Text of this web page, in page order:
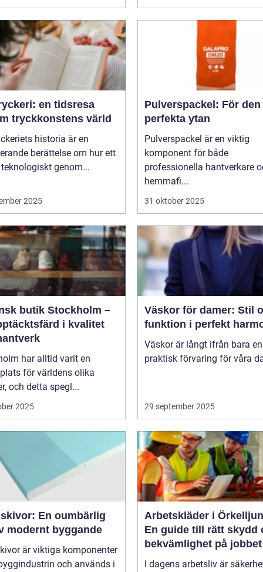
en tidsresa
tryckkonstens värld
historia är en
berättelse om hur ett
genom...
2025
Pulverspackel: För den
perfekta ytan
Pulverspackel är en viktig
komponent för både
professionella hantverkare
hemmafi...
31 oktober 2025
butik Stockholm –
i kvalitet
har alltid varit en
för världens olika
och detta spegl...
2025
Väskor för damer: Stil
funktion i perfekt
Väskor är långt ifrån bara en
praktisk förvaring för våra
29 september 2025
En oumbärlig
modernt byggande
är viktiga komponenter
och används i
Arbetskläder i
En guide till rätt skydd
bekvämlighet på jobbet
I dagens arbetsliv är